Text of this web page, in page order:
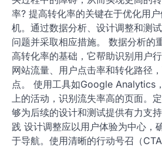
转化率优化方案: 数据分析, 设计调整
转化率优化是提升企业业绩的重要
户体验和激发购买动机。通过深入
计调整和科学的测试实施，可以有
买过程中的障碍，从而实现更高的
率? 提高转化率的关键在于优化用
机。通过数据分析、设计调整和测